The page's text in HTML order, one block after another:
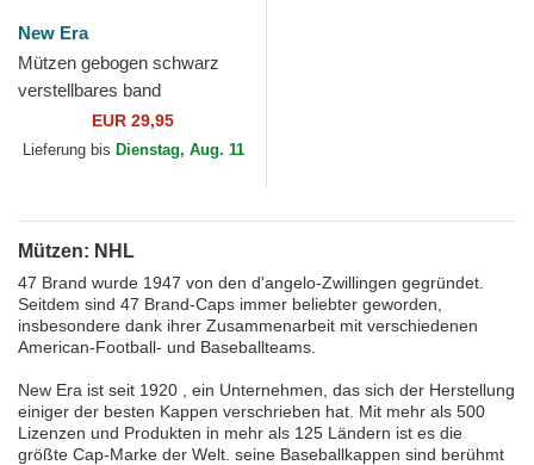
New Era
Mützen gebogen schwarz
verstellbares band
9TWENTY Stamp der Los
Angeles Kings NHL von New
EUR 29,95
Lieferung bis Dienstag, Aug. 11
Mützen: NHL
47 Brand wurde 1947 von den d'angelo-Zwillingen gegründet.
Seitdem sind 47 Brand-Caps immer beliebter geworden,
insbesondere dank ihrer Zusammenarbeit mit verschiedenen
American-Football- und Baseballteams.
New Era ist seit 1920 , ein Unternehmen, das sich der Herstellung
einiger der besten Kappen verschrieben hat. Mit mehr als 500
Lizenzen und Produkten in mehr als 125 Ländern ist es die
größte Cap-Marke der Welt. seine Baseballkappen sind berühmt